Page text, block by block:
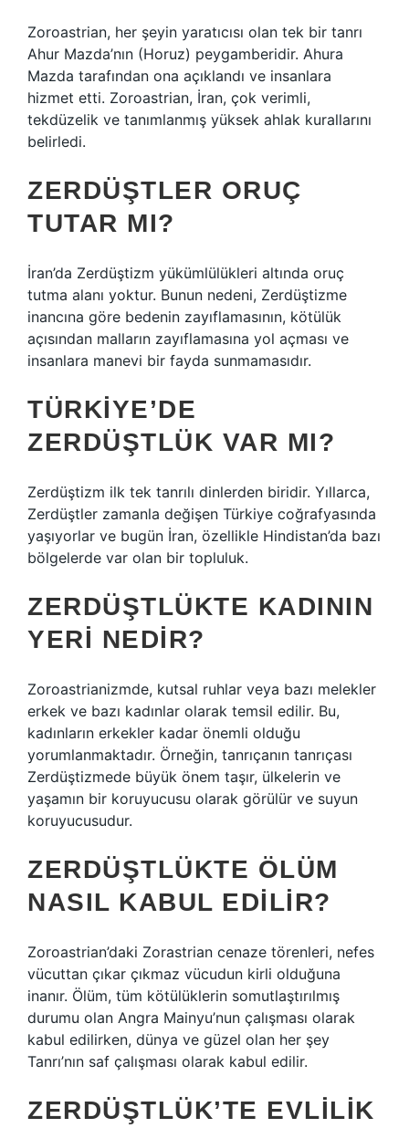
Zoroastrian, her şeyin yaratıcısı olan tek bir tanrı
Ahur Mazda’nın (Horuz) peygamberidir. Ahura
Mazda tarafından ona açıklandı ve insanlara
hizmet etti. Zoroastrian, İran, çok verimli,
tekdüzelik ve tanımlanmış yüksek ahlak kurallarını
belirledi.
ZERDÜŞTLER ORUÇ
TUTAR MI?
İran’da Zerdüştizm yükümlülükleri altında oruç
tutma alanı yoktur. Bunun nedeni, Zerdüştizme
inancına göre bedenin zayıflamasının, kötülük
açısından malların zayıflamasına yol açması ve
insanlara manevi bir fayda sunmamasıdır.
TÜRKIYE’DE
ZERDÜŞTLÜK VAR MI?
Zerdüştizm ilk tek tanrılı dinlerden biridir. Yıllarca,
Zerdüştler zamanla değişen Türkiye coğrafyasında
yaşıyorlar ve bugün İran, özellikle Hindistan’da bazı
bölgelerde var olan bir topluluk.
ZERDÜŞTLÜKTE KADININ
YERI NEDIR?
Zoroastrianizmde, kutsal ruhlar veya bazı melekler
erkek ve bazı kadınlar olarak temsil edilir. Bu,
kadınların erkekler kadar önemli olduğu
yorumlanmaktadır. Örneğin, tanrıçanın tanrıçası
Zerdüştizmede büyük önem taşır, ülkelerin ve
yaşamın bir koruyucusu olarak görülür ve suyun
koruyucusudur.
ZERDÜŞTLÜKTE ÖLÜM
NASIL KABUL EDILIR?
Zoroastrian’daki Zorastrian cenaze törenleri, nefes
vücuttan çıkar çıkmaz vücudun kirli olduğuna
inanır. Ölüm, tüm kötülüklerin somutlaştırılmış
durumu olan Angra Mainyu’nun çalışması olarak
kabul edilirken, dünya ve güzel olan her şey
Tanrı’nın saf çalışması olarak kabul edilir.
ZERDÜŞTLÜK’TE EVLILIK